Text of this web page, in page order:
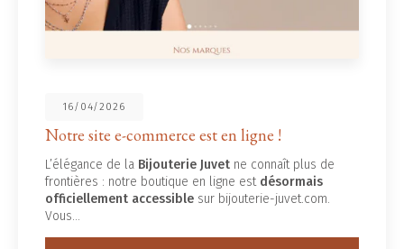
16/04/2026
Notre site e-commerce est en ligne !
L’élégance de laBijouterie Juvetne connaît plus de
frontières : notre boutique en ligne estdésormais
officiellement accessiblesur bijouterie-juvet.com.